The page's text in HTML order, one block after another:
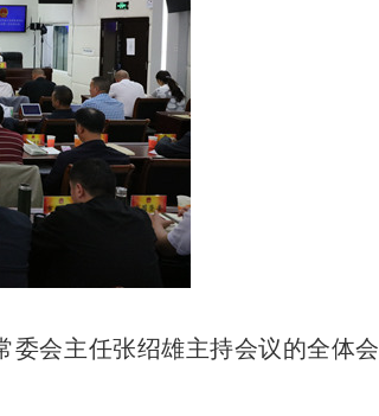
委会主任张绍雄主持会议的全体会